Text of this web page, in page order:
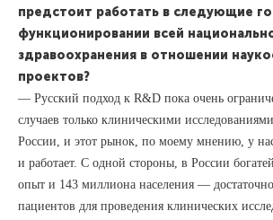
предстоит работать в следующие
функционировании всей
здравоохранения в отношении
проектов?
— Русский подход к R&D пока очень
случаев только клиническими
России, и этот рынок, по моему мнению, у
и работает. С одной стороны, в России
опыт и 143 миллиона населения —
пациентов для проведения клинических